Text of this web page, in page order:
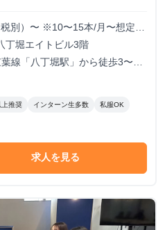
税別）〜 ※10〜15本/月〜想定
て変動 ※トライアル期間の場
丁堀エイトビル3階
線「八丁堀駅」から徒歩3〜6
推奨 インターン生多数 私服OK
求人を見る